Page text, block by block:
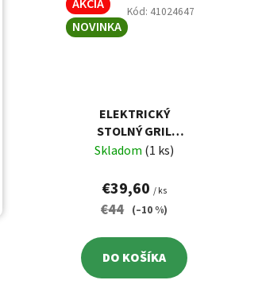
AKCIA
NOVINKA
ELEKTRICKÝ
STOLNÝ GRIL
GUZZANTI GZ 341
Skladom (1 ks)
€39,60 / ks
€44 (–10 %)
DO KOŠÍKA
Kód: 41024647